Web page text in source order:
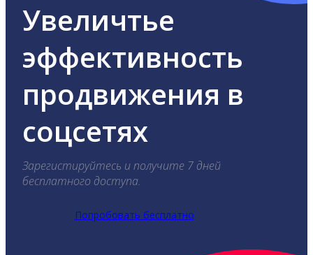
Увеличтье
эффективность
продвижения в
соцсетях
Зарегистируйтесь и получите 7 дней
бесплатного доступа.
Попробовать бесплатно